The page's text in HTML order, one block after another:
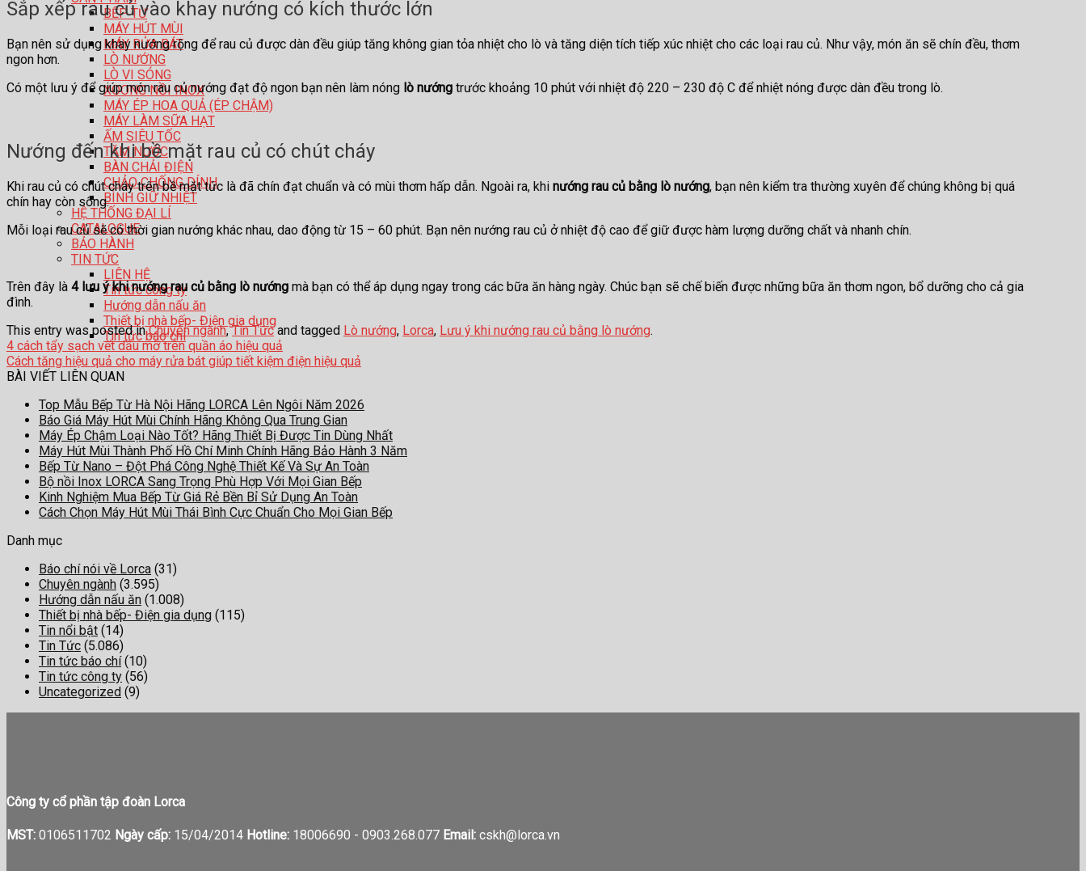
BẾP TỪ
MÁY HÚT MÙI
MÁY RỬA BÁT
LÒ NƯỚNG
LÒ VI SÓNG
XOONG NỒI INOX
MÁY ÉP HOA QUẢ (ÉP CHẬM)
MÁY LÀM SỮA HẠT
ẤM SIÊU TỐC
TĂM NƯỚC
BÀN CHẢI ĐIỆN
CHẢO CHỐNG DÍNH
BÌNH GIỮ NHIỆT
HỆ THỐNG ĐẠI LÍ
CATALOGUE
BẢO HÀNH
TIN TỨC
LIÊN HỆ
Tin tức công ty
Hướng dẫn nấu ăn
Thiết bị nhà bếp- Điện gia dụng
Tin tức báo chí
Sắp xếp rau củ vào khay nướng có kích thước lớn
Bạn nên sử dụng khay nướng rộng để rau củ được dàn đều giúp tăng không gian tỏa nhiệt cho lò và tăng diện tích tiếp xúc nhiệt cho các loại rau củ. Như vậy, món ăn sẽ chín đều, thơm
ngon hơn.
Có một lưu ý để giúp món rau củ nướng đạt độ ngon bạn nên làm nóng lò nướng trước khoảng 10 phút với nhiệt độ 220 – 230 độ C để nhiệt nóng được dàn đều trong lò.
Nướng đến khi bề mặt rau củ có chút cháy
Khi rau củ có chút cháy trên bề mặt tức là đã chín đạt chuẩn và có mùi thơm hấp dẫn. Ngoài ra, khi nướng rau củ bằng lò nướng, bạn nên kiểm tra thường xuyên để chúng không bị quá
chín hay còn sống.
Mỗi loại rau củ sẽ có thời gian nướng khác nhau, dao động từ 15 – 60 phút. Bạn nên nướng rau củ ở nhiệt độ cao để giữ được hàm lượng dưỡng chất và nhanh chín.
Trên đây là 4 lưu ý khi nướng rau củ bằng lò nướng mà bạn có thể áp dụng ngay trong các bữa ăn hàng ngày. Chúc bạn sẽ chế biến được những bữa ăn thơm ngon, bổ dưỡng cho cả gia
đình.
This entry was posted inChuyên ngành,Tin Tứcand tagged Lò nướng, Lorca, Lưu ý khi nướng rau củ bằng lò nướng.
4 cách tẩy sạch vết dầu mỡ trên quần áo hiệu quả
Cách tăng hiệu quả cho máy rửa bát giúp tiết kiệm điện hiệu quả
BÀI VIẾT LIÊN QUAN
Top Mẫu Bếp Từ Hà Nội Hãng LORCA Lên Ngôi Năm 2026
Báo Giá Máy Hút Mùi Chính Hãng Không Qua Trung Gian
Máy Ép Chậm Loại Nào Tốt? Hãng Thiết Bị Được Tin Dùng Nhất
Máy Hút Mùi Thành Phố Hồ Chí Minh Chính Hãng Bảo Hành 3 Năm
Bếp Từ Nano – Đột Phá Công Nghệ Thiết Kế Và Sự An Toàn
Bộ nồi Inox LORCA Sang Trọng Phù Hợp Với Mọi Gian Bếp
Kinh Nghiệm Mua Bếp Từ Giá Rẻ Bền Bỉ Sử Dụng An Toàn
Cách Chọn Máy Hút Mùi Thái Bình Cực Chuẩn Cho Mọi Gian Bếp
Danh mục
Báo chí nói về Lorca (31)
Chuyên ngành (3.595)
Hướng dẫn nấu ăn (1.008)
Thiết bị nhà bếp- Điện gia dụng (115)
Tin nổi bật (14)
Tin Tức (5.086)
Tin tức báo chí(10)
Tin tức công ty (56)
Uncategorized (9)
Công ty cổ phần tập đoàn Lorca
MST: 0106511702 Ngày cấp: 15/04/2014 Hotline: 18006690 - 0903.268.077 Email: cskh@lorca.vn